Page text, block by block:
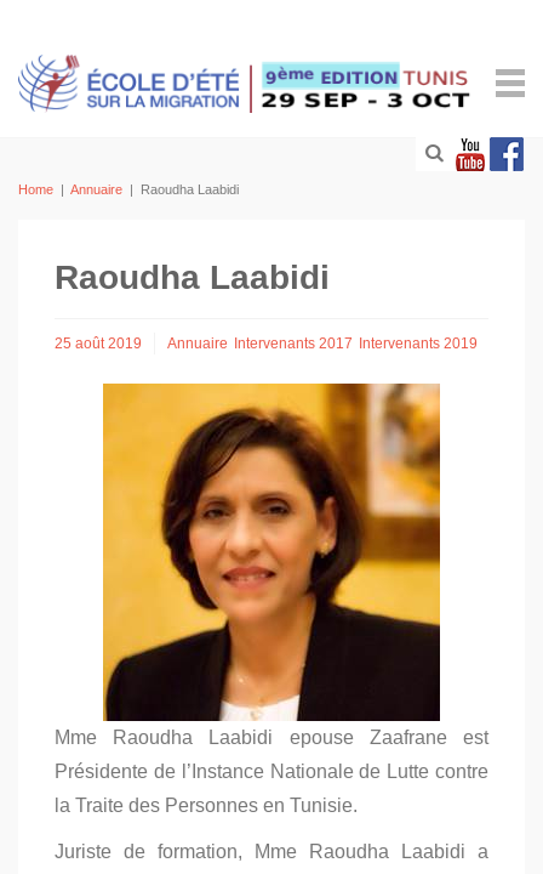
Home | Annuaire | Raoudha Laabidi
Raoudha Laabidi
25 août 2019 Annuaire Intervenants 2017 Intervenants 2019
Mme Raoudha Laabidi epouse Zaafrane est
Présidente de l’Instance Nationale de Lutte contre
la Traite des Personnes en Tunisie.
Juriste de formation, Mme Raoudha Laabidi a